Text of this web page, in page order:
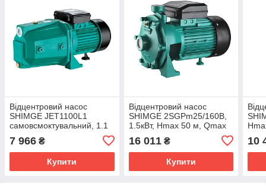
Відцентровий насос
SHIMGE JET1100L1
самовсмоктувальний, 1.1
кВт, Нmax = 48 м, Qmax =
90 л/хв
7 966 ₴
Купити
Відцентровий насос
SHIMGE 2SGPm25/160B,
1.5кВт, Нmax 50 м, Qmax
16 011₴
Купити
10